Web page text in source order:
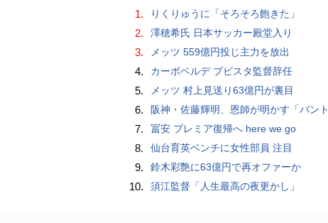
1. りくりゅうに「そろそろ飽きた」
2. 澤穂希氏 日本サッカー殿堂入り
3. メッツ 559億円投じ主力を放出
4. カーボベルデ ブビスタ監督辞任
5. メッツ 村上見送り63億円が裏目
6. 阪神・佐藤輝明、恩師が明かす「バント拒否でホームラン」の“やんちゃ坊主”時代
7. 冨安 プレミア復帰へ here we go
8. 仙台育英ベンチに女性部員 注目
9. 鈴木彩艶に63億円で再オファーか
10. 須江監督「人生最高の夜更かし」